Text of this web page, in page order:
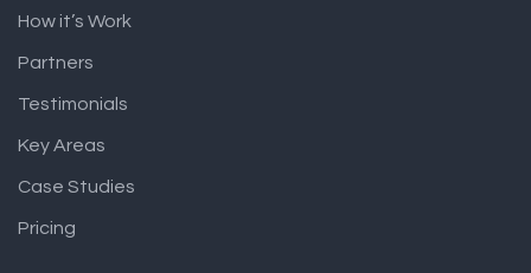
How it’s Work
Partners
Testimonials
Key Areas
Case Studies
Pricing